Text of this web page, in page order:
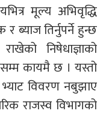
मूल्य अभिवृद्धि
ब्याज तिर्नुपर्ने हुन्छ
निषेधाज्ञाको
कायमै छ । यस्तो
भ्याट विवरण नबुझाए
राजस्व विभागको